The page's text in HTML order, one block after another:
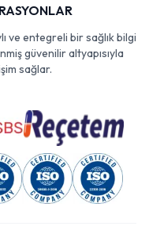
ve entegreli bir sağlık bilgi
güvenilir altyapısıyla
sağlar.